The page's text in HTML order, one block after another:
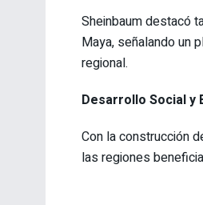
Sheinbaum destacó
Maya, señalando un
regional.
Desarrollo Social y
Con la construcción
las regiones